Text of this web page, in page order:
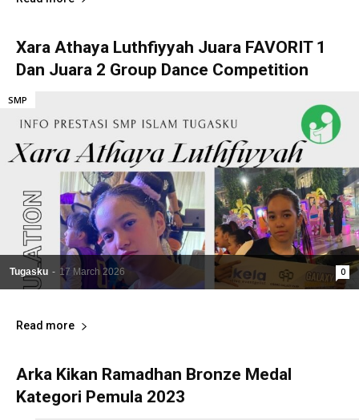
Xara Athaya Luthfiyyah Juara FAVORIT 1
Dan Juara 2 Group Dance Competition
Tugasku - 17 March 2026 0
SMP
Read more
Arka Kikan Ramadhan Bronze Medal
Kategori Pemula 2023